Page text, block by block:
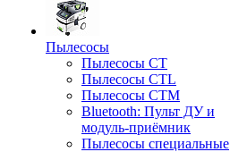
Пылесосы
Пылесосы CT
Пылесосы CTL
Пылесосы CTM
Bluetooth: Пульт ДУ и
модуль-приёмник
Пылесосы специальные